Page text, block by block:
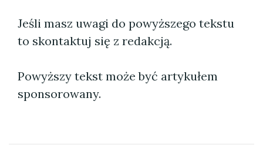
Jeśli masz uwagi do powyższego tekstu
to skontaktuj się z redakcją.
Powyższy tekst może być artykułem
sponsorowany.